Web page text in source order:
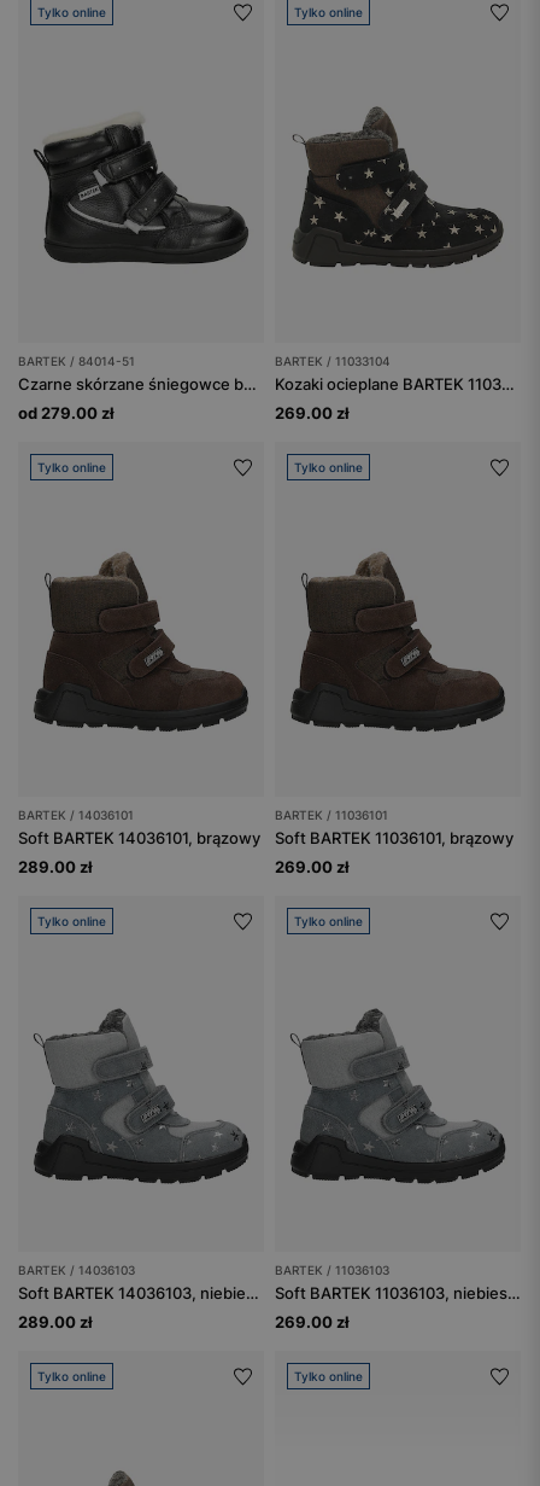
Tylko online
BARTEK / 84014-51
Czarne skórzane śniegowce barefoot ocieplane naturalną wełną BARTEK 84014-51
od 279.00 zł
Tylko online
BARTEK / 11033104
Kozaki ocieplane BARTEK 11033104, dla dziewcząt, czarno-brązowy
269.00 zł
Tylko online
BARTEK / 14036101
Soft BARTEK 14036101, brązowy
289.00 zł
Tylko online
BARTEK / 11036101
Soft BARTEK 11036101, brązowy
269.00 zł
Tylko online
BARTEK / 14036103
Soft BARTEK 14036103, niebiesko-szary
289.00 zł
Tylko online
BARTEK / 11036103
Soft BARTEK 11036103, niebiesko-szary
269.00 zł
Tylko online Tylko online